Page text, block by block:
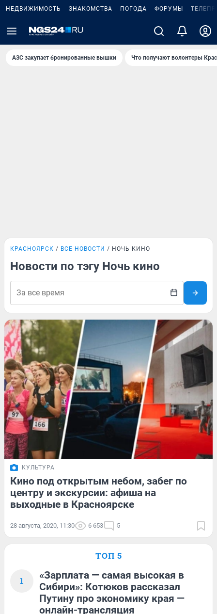
НЕДВИЖИМОСТЬ ЗНАКОМСТВА ПОГОДА ФОРУМЫ
AЗС закупает бронированные вышки Что получают волонтеры
КРАСНОЯРСК ВСЕ НОВОСТИ НОЧЬ КИНО
Новости по тэгу Ночь кино
КУЛЬТУРА
Кино под открытым небом, забег по
центру и экскурсии: афиша на
выходные в Красноярске
28 августа, 2020, 11:30 6 653 5
ТОП 5
1
«Зарплата — самая высокая в
Сибири»: Котюков рассказал
Путину про экономику края —
онлайн-трансляция